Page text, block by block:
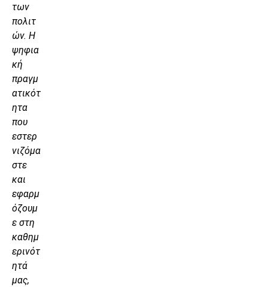
των
πολιτ
ών. Η
ψηφια
κή
πραγμ
ατικότ
ητα
που
εστερ
νιζόμα
στε
και
εφαρμ
όζουμ
ε στη
καθημ
ερινότ
ητά
μας,